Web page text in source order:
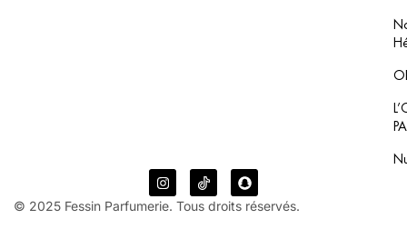
© 2025 Fessin Parfumerie. Tous droits réservés.